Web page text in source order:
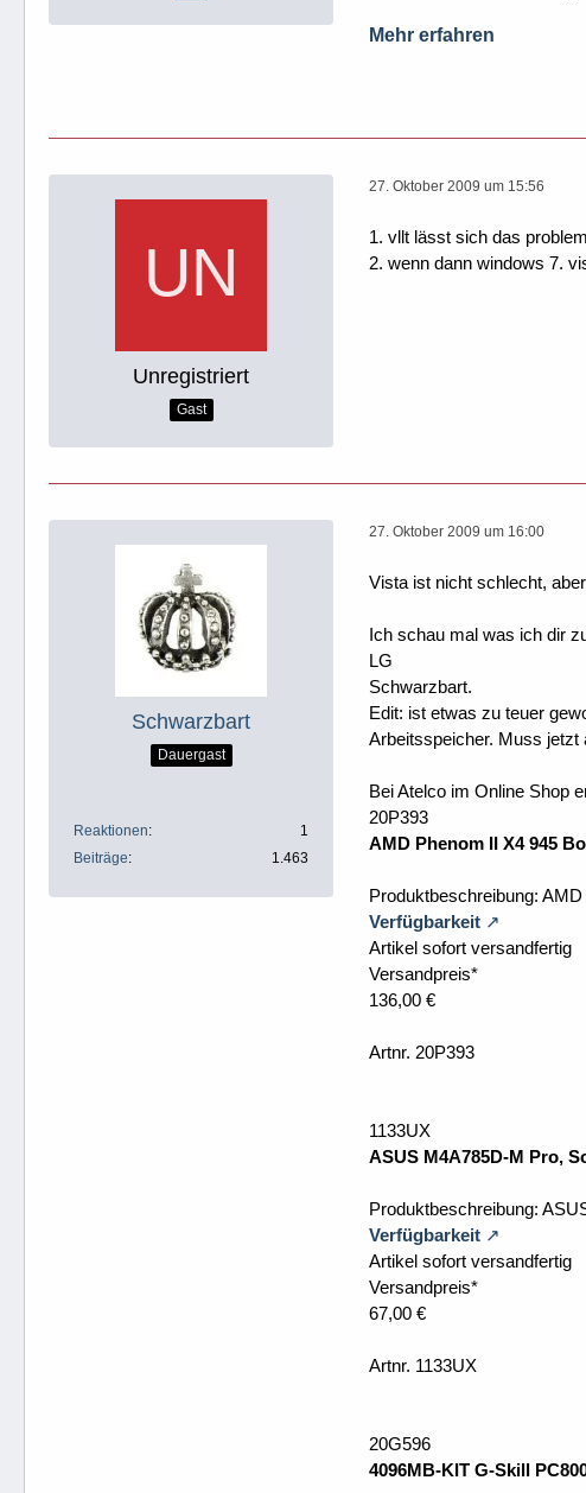
Mehr erfahren
Unregistriert
Gast
27. Oktober 2009 um 15:56
1. vllt lässt sich das
2. wenn dann windows 7.
Schwarzbart
Dauergast
Reaktionen
1
Beiträge
1.463
27. Oktober 2009 um 16:00
Vista ist nicht schlecht,
Ich schau mal was ich dir
LG
Schwarzbart.
Edit: ist etwas zu teuer
Arbeitsspeicher. Muss jetzt
Bei Atelco im Online Shop
20P393
AMD Phenom II X4 945
Produktbeschreibung:
Verfügbarkeit
Artikel sofort versandfertig
Versandpreis*
136,00 €
Artnr. 20P393
1133UX
ASUS M4A785D-M Pro,
Produktbeschreibung:
Verfügbarkeit
Artikel sofort versandfertig
Versandpreis*
67,00 €
Artnr. 1133UX
20G596
4096MB-KIT G-Skill